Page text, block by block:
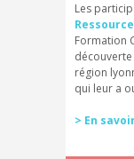
Les
Formation
région
qui leur a
> En